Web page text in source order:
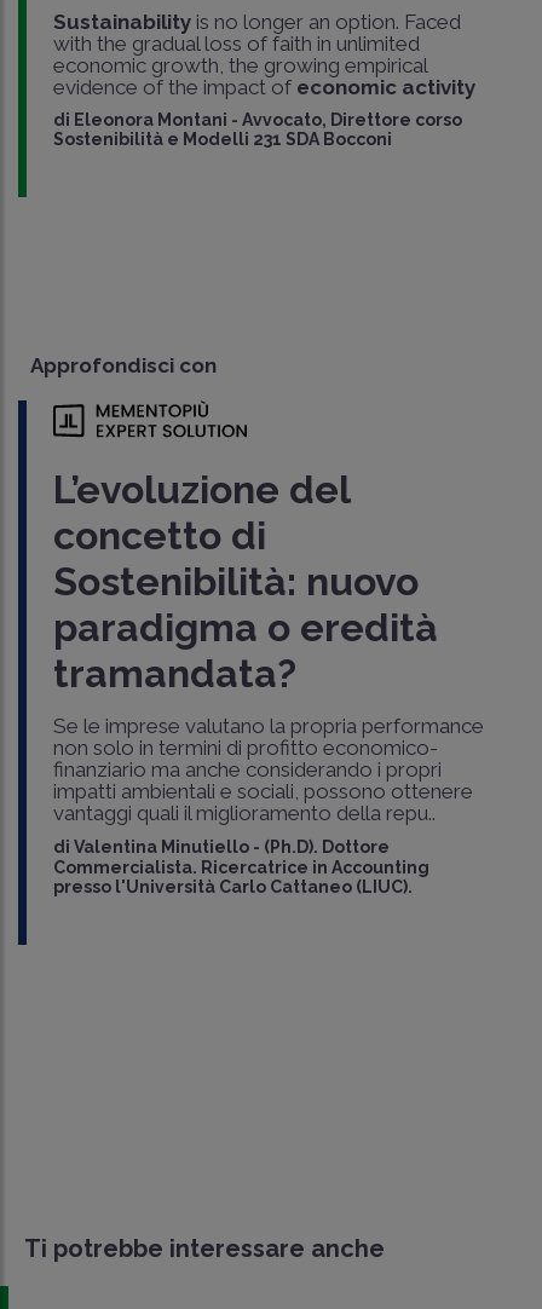
Sustainability is no longer an option. Faced
with the gradual loss of faith in unlimited
economic growth, the growing empirical
evidence of the impact of economic activity
di Eleonora Montani - Avvocato, Direttore corso
Sostenibilità e Modelli 231 SDA Bocconi
Approfondisci con
L’evoluzione del
concetto di
Sostenibilità: nuovo
paradigma o eredità
tramandata?
Se le imprese valutano la propria performance
non solo in termini di profitto economico-
finanziario ma anche considerando i propri
impatti ambientali e sociali, possono ottenere
vantaggi quali il miglioramento della repu..
di Valentina Minutiello - (Ph.D). Dottore
Commercialista. Ricercatrice in Accounting
presso l'Università Carlo Cattaneo (LIUC).
Ti potrebbe interessare anche